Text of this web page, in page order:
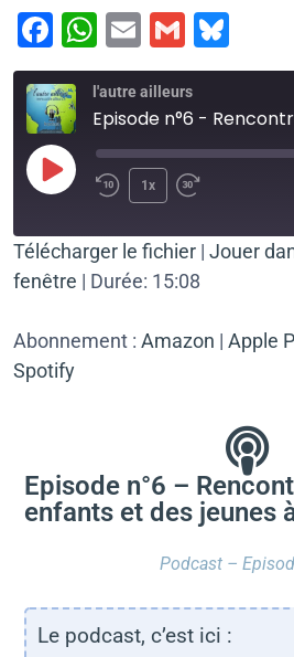
F
a
c
e
b
o
o
k
W
h
at
s
A
p
p
E
m
ai
l
G
m
ai
l
u
s
k
l'autre ailleurs
1x
Amazon
RSS FEED
SHARE
LINK
EMBED
Télécharger le fichier | Jouer
fenêtre | Durée: 15:08
Abonnement : Amazon | Apple
Spotify
Episode n°6 –
enfants et des jeunes
Podcast –
Le podcast, c’est ici :